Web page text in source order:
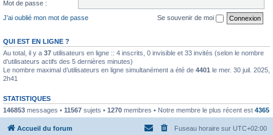
Mot de passe :
J’ai oublié mon mot de passe
Se souvenir de moi
QUI EST EN LIGNE ?
Au total, il y a 37 utilisateurs en ligne :: 4 inscrits, 0 invisible et 33 invités (selon le nombre
d’utilisateurs actifs des 5 dernières minutes)
Le nombre maximal d’utilisateurs en ligne simultanément a été de 4401 le mer. 30 juil. 2025,
2h41
STATISTIQUES
146853 messages • 11567 sujets • 1270 membres • Notre membre le plus récent est 4365
Accueil du forum Fuseau horaire sur UTC+02:00